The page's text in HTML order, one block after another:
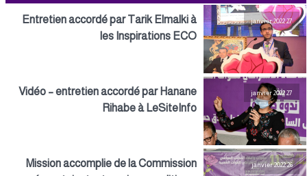
27 janvier 2022
Entretien accordé par Tarik Elmalki à
les Inspirations ECO
27 janvier 2022
Vidéo – entretien accordé par Hanane
Rihabe à LeSiteInfo
26 janvier 2022
Mission accomplie de la Commission